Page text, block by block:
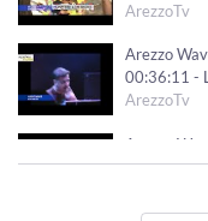
ArezzoTv
Arezzo
00:36:11 -
ArezzoTv
Arezzo
00:39:59 -